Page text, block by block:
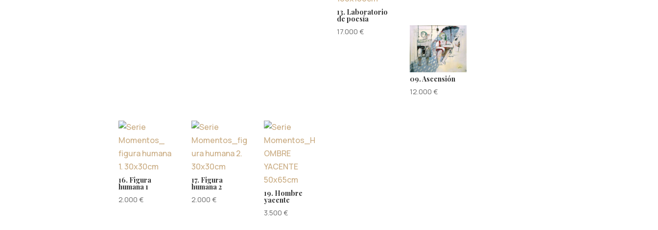
13. Laboratorio
de poesía
17.000€
09. Ascensión
12.000€
16. Figura
humana 1
2.000 €
17. Figura
humana 2
2.000 €
19. Hombre
yacente
3.500€